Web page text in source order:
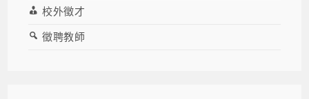
校外徵才
徵聘教師